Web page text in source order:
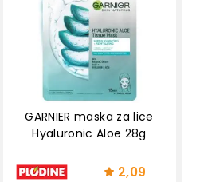
GARNIER maska za lice
Hyaluronic Aloe 28g
2,09